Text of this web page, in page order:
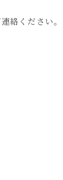
絡ください。